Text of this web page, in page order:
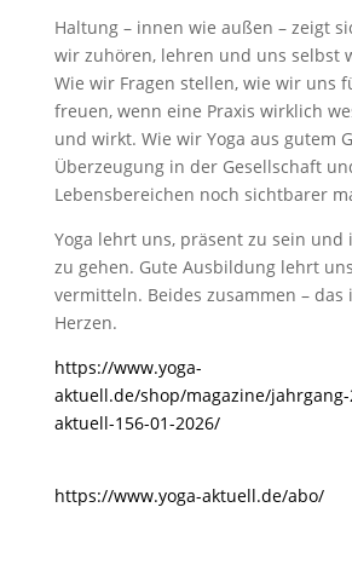
Haltung – innen wie außen – zeigt
wir zuhören, lehren und uns selbst
Wie wir Fragen stellen, wie wir uns
freuen, wenn eine Praxis wirklich
und wirkt. Wie wir Yoga aus gutem
Überzeugung in der Gesellschaft
Lebensbereichen noch sichtbarer
Yoga lehrt uns, präsent zu sein und
zu gehen. Gute Ausbildung lehrt
vermitteln. Beides zusammen – das
Herzen.
https://www.yoga-
aktuell.de/shop/magazine/jahrgang-
aktuell-156-01-2026/
https://www.yoga-aktuell.de/abo/